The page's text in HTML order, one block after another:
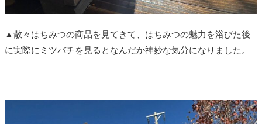
▲散々はちみつの商品を見てきて、はちみつの魅力を浴びた後
に実際にミツバチを見るとなんだか神妙な気分になりました。